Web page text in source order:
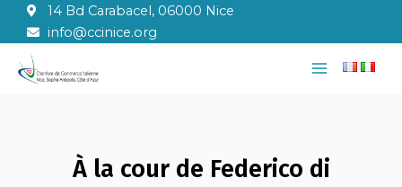
contenu
14 Bd Carabacel, 06000 Nice
info@ccinice.org
Main
À la cour de Federico di